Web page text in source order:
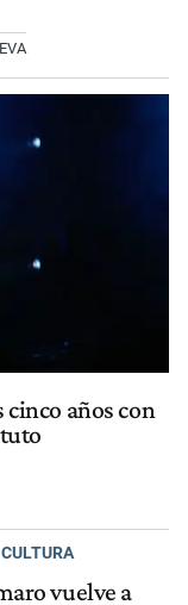
cinco años con
vuelve a